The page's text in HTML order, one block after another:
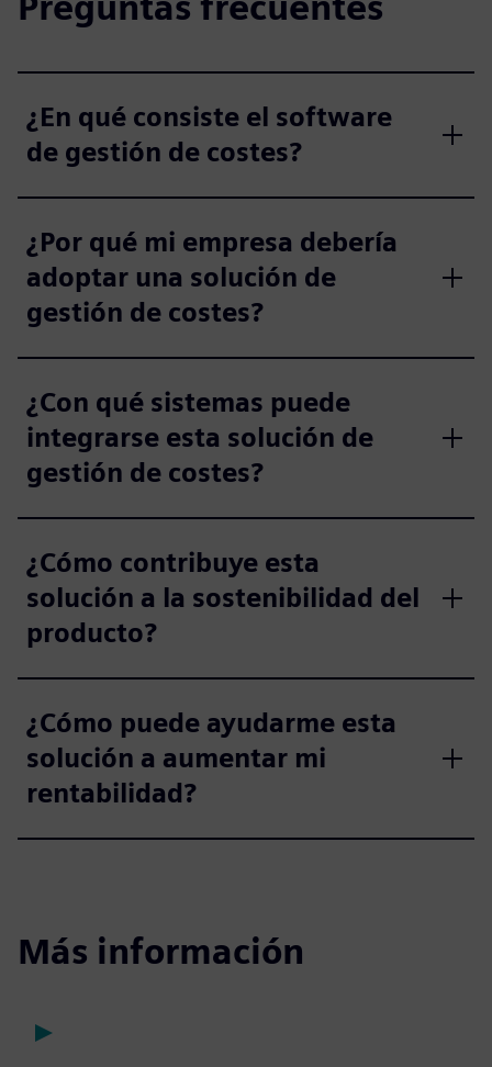
¿En qué consiste el software
de gestión de costes?
¿Por qué mi empresa debería
adoptar una solución de
gestión de costes?
¿Con qué sistemas puede
integrarse esta solución de
gestión de costes?
¿Cómo contribuye esta
solución a la sostenibilidad del
producto?
¿Cómo puede ayudarme esta
solución a aumentar mi
rentabilidad?
Más información